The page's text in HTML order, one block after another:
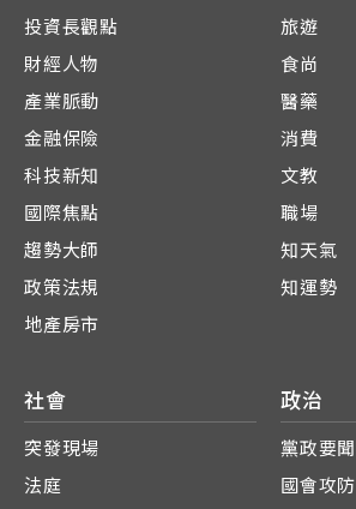
投資長觀點
財經人物
產業脈動
金融保險
科技新知
國際焦點
趨勢大師
政策法規
地產房市
旅遊
食尚
醫藥
消費
文教
職場
知天氣
知運勢
社會
突發現場
法庭
政治
黨政要聞
國會攻防